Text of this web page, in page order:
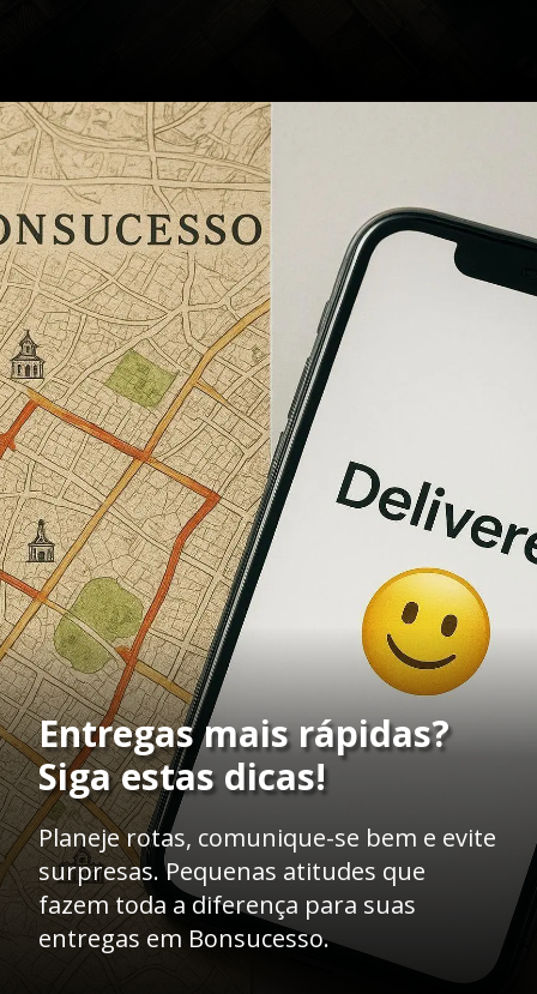
Openinghttps://caasexpresss.com/motoboy-bonsucesso/
Entregas mais rápidas?
Siga estas dicas!
Planeje rotas, comunique-se bem e evite
surpresas. Pequenas atitudes que
fazem toda a diferença para suas
entregas em Bonsucesso.